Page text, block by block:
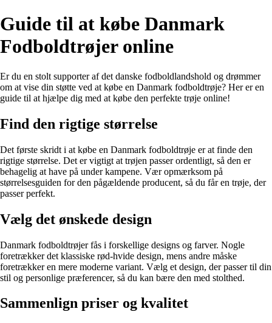
Guide til at købe Danmark
Fodboldtrøjer online
Er du en stolt supporter af det danske fodboldlandshold og drømmer
om at vise din støtte ved at købe en Danmark fodboldtrøje? Her er en
guide til at hjælpe dig med at købe den perfekte trøje online!
Find den rigtige størrelse
Det første skridt i at købe en Danmark fodboldtrøje er at finde den
rigtige størrelse. Det er vigtigt at trøjen passer ordentligt, så den er
behagelig at have på under kampene. Vær opmærksom på
størrelsesguiden for den pågældende producent, så du får en trøje, der
passer perfekt.
Vælg det ønskede design
Danmark fodboldtrøjer fås i forskellige designs og farver. Nogle
foretrækker det klassiske rød-hvide design, mens andre måske
foretrækker en mere moderne variant. Vælg et design, der passer til din
stil og personlige præferencer, så du kan bære den med stolthed.
Sammenlign priser og kvalitet